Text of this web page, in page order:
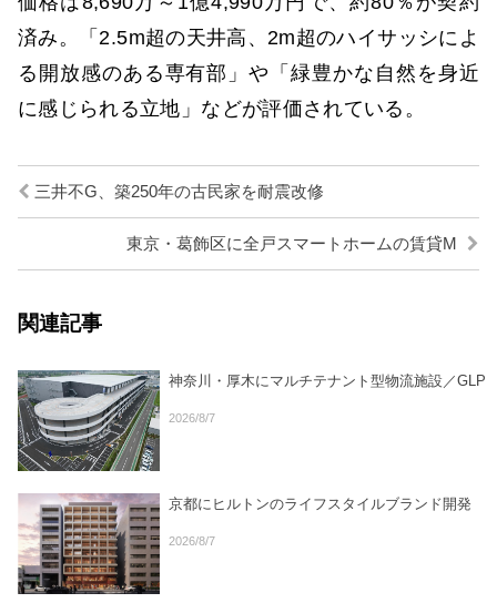
済み。「2.5m超の天井高、2m超のハイサッシによ
る開放感のある専有部」や「緑豊かな自然を身近
に感じられる立地」などが評価されている。
三井不G、築250年の古民家を耐震改修
東京・葛飾区に全戸スマートホームの賃貸M
関連記事
神奈川・厚木にマルチテナント型物流施設／GLP
2026/8/7
京都にヒルトンのライフスタイルブランド開発
2026/8/7